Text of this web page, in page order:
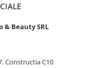
& Beauty SRL
Constructia C10